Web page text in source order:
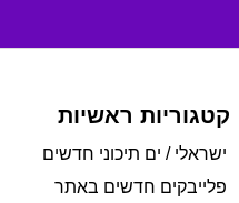
קטגוריות ראשיות
ישראלי / ים תיכוני חדשים
פלייבקים חדשים באתר